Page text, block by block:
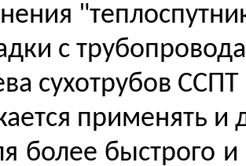
с
сухотрубов
применять и
более быстрого